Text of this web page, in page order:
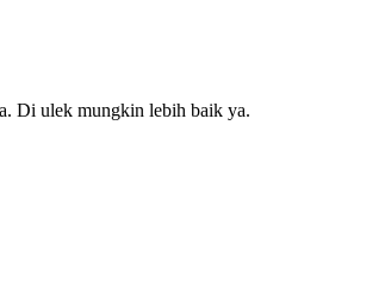
Di ulek mungkin lebih baik ya.